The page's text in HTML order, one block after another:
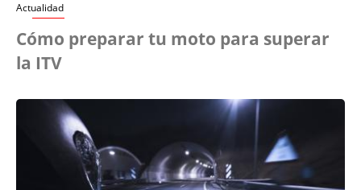
Actualidad
Cómo preparar tu moto para superar
la ITV